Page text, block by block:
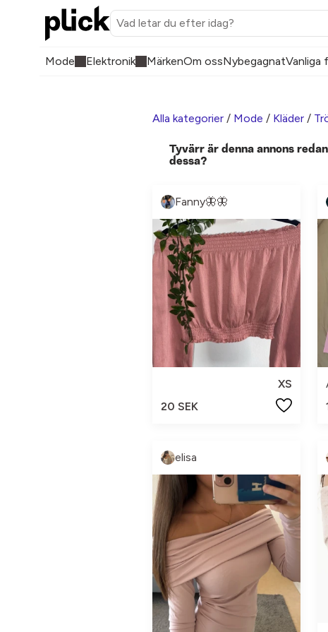
Mode Elektronik MärkenOm ossNybegagnatVanliga
Alla kategorier / Mode / Kläder /
Tyvärr är denna annons
dessa?
Fanny🦋🦋
XS
20 SEK
elisa